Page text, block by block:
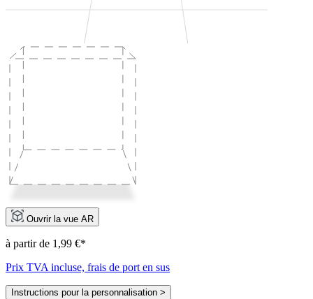
Ouvrir la vue AR
à partir de 1,99 €*
Prix TVA incluse, frais de port en sus
Instructions pour la personnalisation >